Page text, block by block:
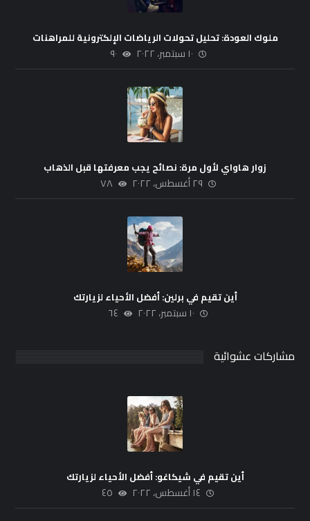
ملوك العودة: تحليل تحولات الرياضات الإلكترونية للمراهنات
١٠ سبتمبر، ٢٠٢٢ ٩٠
زوار هاواي لأول مرة: نصائح يجب معرفتها قبل الذهاب
٢٩ أغسطس، ٢٠٢٢ ٧٨
أين تقيم في برلين: أفضل الأحياء لزيارتك
١٠ سبتمبر، ٢٠٢٢ ٦٤
مشاركات عشوائية
أين تقيم في شيكاغو: أفضل الأحياء لزيارتك
١٤ أغسطس، ٢٠٢٢ ٤٥